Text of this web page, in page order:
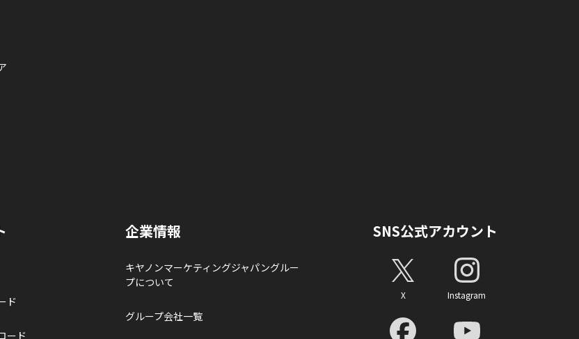
ド
ード
企業情報
キヤノンマーケティングジャパングルー
プについて
グループ会社一覧
SNS公式アカウント
X Instagram